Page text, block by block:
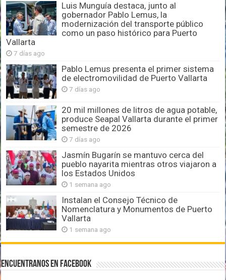
Luis Munguía destaca, junto al
gobernador Pablo Lemus, la
modernización del transporte público
como un paso histórico para Puerto
Vallarta
7 días ago
Pablo Lemus presenta el primer sistema
de electromovilidad de Puerto Vallarta
7 días ago
20 mil millones de litros de agua potable,
produce Seapal Vallarta durante el primer
semestre de 2026
7 días ago
Jasmín Bugarín se mantuvo cerca del
pueblo nayarita mientras otros viajaron a
los Estados Unidos
1 semana ago
Instalan el Consejo Técnico de
Nomenclatura y Monumentos de Puerto
Vallarta
1 semana ago
Encuentranos en Facebook